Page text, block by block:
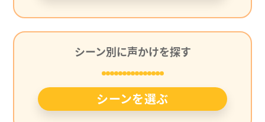
シーン別に声かけを探す
シーンを選ぶ